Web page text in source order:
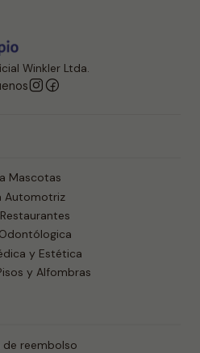
Winkler Ltda.
Mascotas
Automotriz
y Estética
y Alfombras
de reembolso